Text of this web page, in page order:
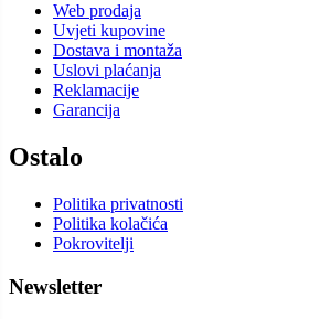
Web prodaja
Uvjeti kupovine
Dostava i montaža
Uslovi plaćanja
Reklamacije
Garancija
Ostalo
Politika privatnosti
Politika kolačića
Pokrovitelji
Newsletter